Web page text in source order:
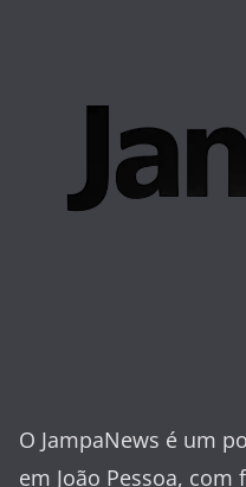
O JampaNews é um
em João Pessoa,